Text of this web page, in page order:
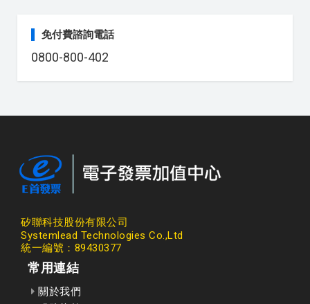
免付費諮詢電話
0800-800-402
矽聯科技股份有限公司
Systemlead Technologies Co.,Ltd
統一編號：89430377
常用連結
關於我們